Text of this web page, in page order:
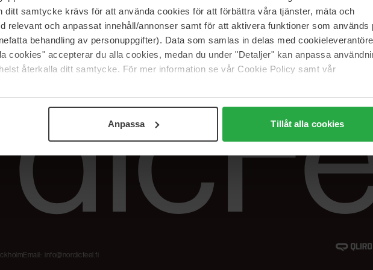
ditt samtycke krävs för att använda cookies för att förbättra våra tjänster, mäta och
relevant och anpassat innehåll/annonser samt för att aktivera funktioner som används
behandling av personuppgifter). Data som samlas in delas med
cookies" accepterar du alla cookies, medan du under "Detaljer" kan anpassa
återkalla ditt samtycke. För mer information se vår Cookie Policy samt vår
Anpassa Tillåt alla cookies
The Beauty Edit
Työskentele
NordicFeel Groupissa
reklamaatiot
Facebook
LinkedIn
Email:
info@nordicfeel.fi